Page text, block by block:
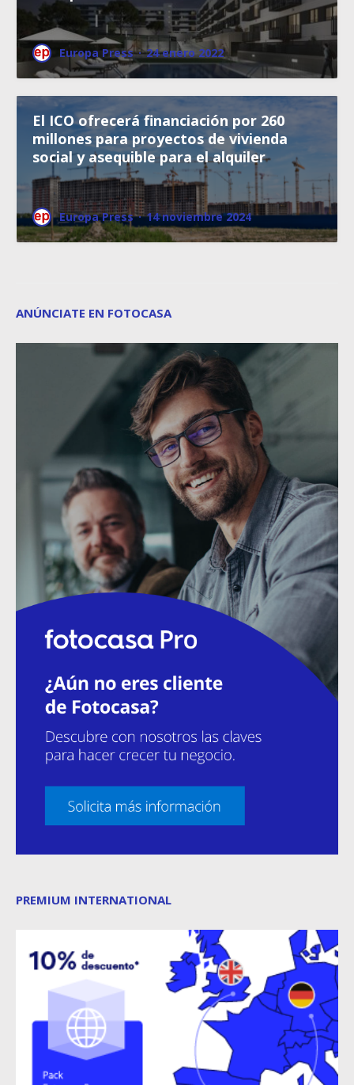
Europa Press · 24 enero 2022
El ICO ofrecerá financiación por 260
millones para proyectos de vivienda
social y asequible para el alquiler
Europa Press · 14 noviembre 2024
ANÚNCIATE EN FOTOCASA
PREMIUM INTERNATIONAL